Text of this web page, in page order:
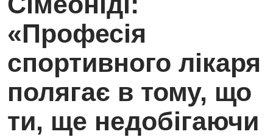
«Професія
спортивного лікаря
полягає в тому, що
ти, ще недобігаючи